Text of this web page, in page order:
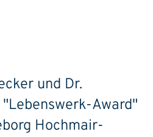
und Dr.
Award"
Hochmair-